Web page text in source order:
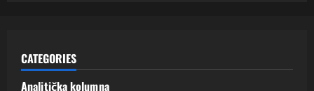
CATEGORIES
Analitička kolumna